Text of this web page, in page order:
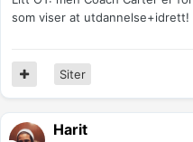
som viser at utdannelse+idrett!
Siter
Harit